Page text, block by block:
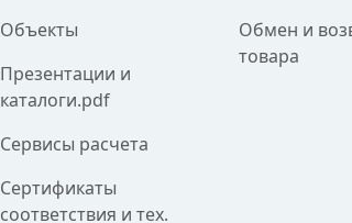
Объекты
Презентации и
каталоги.pdf
Сервисы расчета
Сертификаты
соответствия и тех.
Обмен и
товара